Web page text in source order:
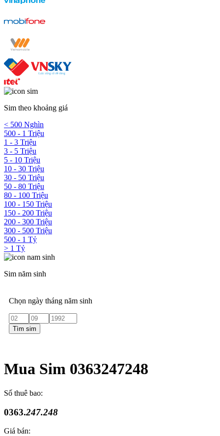
Sim theo khoảng giá
< 500 Nghìn
500 - 1 Triệu
1 - 3 Triệu
3 - 5 Triệu
5 - 10 Triệu
10 - 30 Triệu
30 - 50 Triệu
50 - 80 Triệu
80 - 100 Triệu
100 - 150 Triệu
150 - 200 Triệu
200 - 300 Triệu
300 - 500 Triệu
500 - 1 Tỷ
> 1 Tỷ
Sim năm sinh
Chọn ngày tháng năm sinh
Tìm sim
Mua Sim 0363247248
Số thuê bao:
0363.247.248
Giá bán: